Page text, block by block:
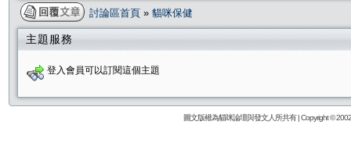
討論區首頁 » 貓咪保健
主題服務
登入會員可以訂閱這個主題
圖文版權為貓咪論壇與發文人所共有 | Copyright ©